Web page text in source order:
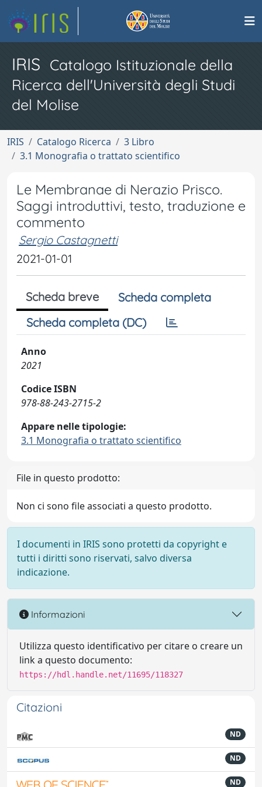
IRIS Catalogo Istituzionale della
Ricerca dell'Università degli Studi
del Molise
IRIS Catalogo Ricerca
3 Libro
3.1 Monografia o trattato scientifico
Le Membranae di Nerazio Prisco.
Saggi introduttivi, testo, traduzione e
commento
Sergio Castagnetti
2021-01-01
Scheda breve
Scheda completa
Scheda completa (DC)
Anno
2021
Codice ISBN
978-88-243-2715-2
Appare nelle tipologie:
3.1 Monografia o trattato scientifico
File in questo prodotto:
Non ci sono file associati a questo prodotto.
I documenti in IRIS sono protetti da copyright e
tutti i diritti sono riservati, salvo diversa
indicazione.
Informazioni
Utilizza questo identificativo per citare o creare un
link a questo documento:
https://hdl.handle.net/11695/118327
Citazioni
ND
ND
ND